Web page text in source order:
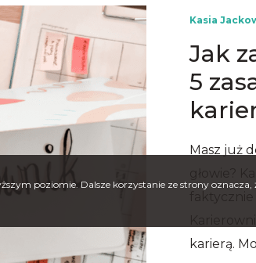
Kasia
Jak
5
Masz już
głowie?
karierą.
poziomie. Dalsze korzystanie ze strony oznacza,